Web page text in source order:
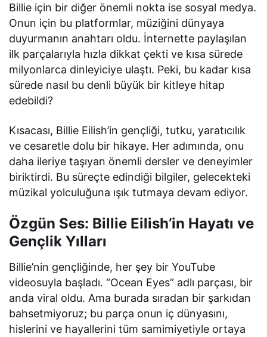
Billie için bir diğer önemli nokta ise sosyal medya.
Onun için bu platformlar, müziğini dünyaya
duyurmanın anahtarı oldu. İnternette paylaşılan
ilk parçalarıyla hızla dikkat çekti ve kısa sürede
milyonlarca dinleyiciye ulaştı. Peki, bu kadar kısa
sürede nasıl bu denli büyük bir kitleye hitap
edebildi?
Kısacası, Billie Eilish’in gençliği, tutku, yaratıcılık
ve cesaretle dolu bir hikaye. Her adımında, onu
daha ileriye taşıyan önemli dersler ve deneyimler
biriktirdi. Bu süreçte edindiği bilgiler, gelecekteki
müzikal yolculuğuna ışık tutmaya devam ediyor.
Özgün Ses: Billie Eilish’in Hayatı ve
Gençlik Yılları
Billie’nin gençliğinde, her şey bir YouTube
videosuyla başladı. “Ocean Eyes” adlı parçası, bir
anda viral oldu. Ama burada sıradan bir şarkıdan
bahsetmiyoruz; bu parça onun iç dünyasını,
hislerini ve hayallerini tüm samimiyetiyle ortaya